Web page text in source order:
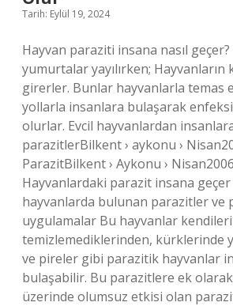
Tarih: Eylül 19, 2024
Hayvan paraziti insana nasıl geçer?
yumurtalar yayılırken; Hayvanların
girerler. Bunlar hayvanlarla temas
yollarla insanlara bulaşarak
olurlar. Evcil hayvanlardan
parazitlerBilkent › aykonu ›
ParazitBilkent › Aykonu ›
Hayvanlardaki parazit insana geçer
hayvanlarda bulunan parazitler ve
uygulamalar Bu hayvanlar
temizlemediklerinden, kürklerinde
ve pireler gibi parazitik hayvanlar
bulaşabilir. Bu parazitlere ek olarak,
üzerinde olumsuz etkisi olan